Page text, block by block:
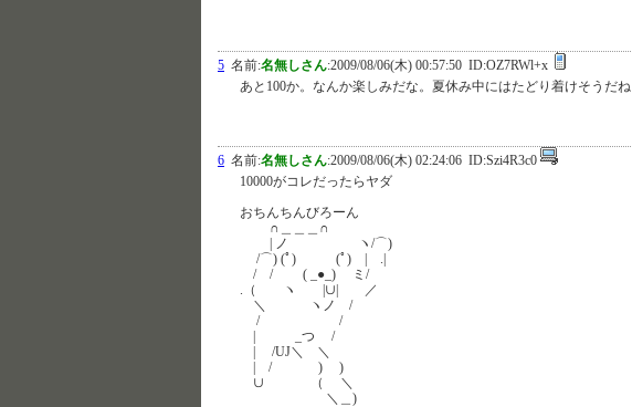
5 名前:名無しさん:2009/08/06(木) 00:57:50 ID:OZ7RWl+x
あと100か。なんか楽しみだな。夏休み中にはたどり着けそうだね
6 名前:名無しさん:2009/08/06(木) 02:24:06 ID:Szi4R3c0
10000がコレだったらヤダ
おちんちんびろーん
∩＿＿＿∩
| ノ ヽ/⌒)
/⌒) (ﾟ) (ﾟ) | .|
/ / ( _●_) ミ/
.（ ヽ |∪| ／
＼ ヽノ /
/ /
| _つ /
| /UJ＼ ＼
| / ) )
∪ （ ＼
＼＿)